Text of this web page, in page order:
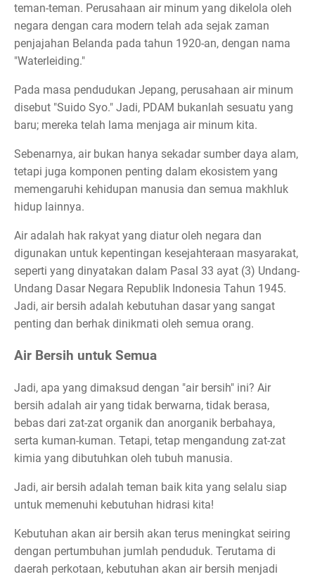
teman-teman. Perusahaan air minum yang dikelola oleh
negara dengan cara modern telah ada sejak zaman
penjajahan Belanda pada tahun 1920-an, dengan nama
"Waterleiding."
Pada masa pendudukan Jepang, perusahaan air minum
disebut "Suido Syo." Jadi, PDAM bukanlah sesuatu yang
baru; mereka telah lama menjaga air minum kita.
Sebenarnya, air bukan hanya sekadar sumber daya alam,
tetapi juga komponen penting dalam ekosistem yang
memengaruhi kehidupan manusia dan semua makhluk
hidup lainnya.
Air adalah hak rakyat yang diatur oleh negara dan
digunakan untuk kepentingan kesejahteraan masyarakat,
seperti yang dinyatakan dalam Pasal 33 ayat (3) Undang-
Undang Dasar Negara Republik Indonesia Tahun 1945.
Jadi, air bersih adalah kebutuhan dasar yang sangat
penting dan berhak dinikmati oleh semua orang.
Air Bersih untuk Semua
Jadi, apa yang dimaksud dengan "air bersih" ini? Air
bersih adalah air yang tidak berwarna, tidak berasa,
bebas dari zat-zat organik dan anorganik berbahaya,
serta kuman-kuman. Tetapi, tetap mengandung zat-zat
kimia yang dibutuhkan oleh tubuh manusia.
Jadi, air bersih adalah teman baik kita yang selalu siap
untuk memenuhi kebutuhan hidrasi kita!
Kebutuhan akan air bersih akan terus meningkat seiring
dengan pertumbuhan jumlah penduduk. Terutama di
daerah perkotaan, kebutuhan akan air bersih menjadi